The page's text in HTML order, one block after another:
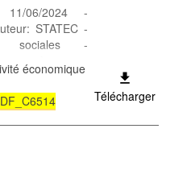
06/2024 -
STATEC -
sociales -
- formation
et
économique
DF_C6514 Télécharger